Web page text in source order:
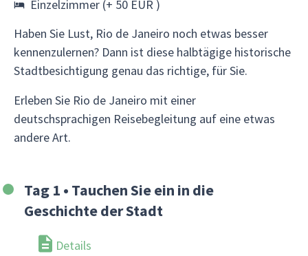
Einzelzimmer (+ 50 EUR )
Haben Sie Lust, Rio de Janeiro noch etwas besser
kennenzulernen? Dann ist diese halbtägige historische
Stadtbesichtigung genau das richtige, für Sie.
Erleben Sie Rio de Janeiro mit einer
deutschsprachigen Reisebegleitung auf eine etwas
andere Art.
Tag 1 • Tauchen Sie ein in die
Geschichte der Stadt
Details